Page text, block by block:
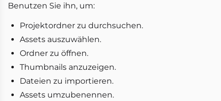
Benutzen Sie ihn, um:
Projektordner zu durchsuchen.
Assets auszuwählen.
Ordner zu öffnen.
Thumbnails anzuzeigen.
Dateien zu importieren.
Assets umzubenennen.